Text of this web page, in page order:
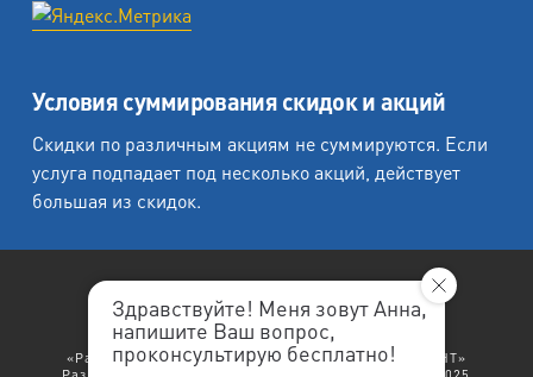
Здравствуйте! Меня зовут Анна,
напишите Ваш вопрос,
проконсультирую бесплатно!
Условия суммирования скидок и акций
Скидки по различным акциям не суммируются. Если
услуга подпадает под несколько акций, действует
большая из скидок.
«Любеция - студия печати на холсте».
«Рафаэль студия печати», «Ленремонт», «ЛЕНРЕМОНТ»